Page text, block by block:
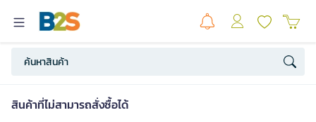
สินค้าที่ไม่สามารถสั่งซื้อได้